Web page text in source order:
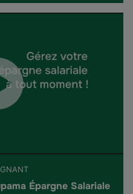
Épargne Salariale